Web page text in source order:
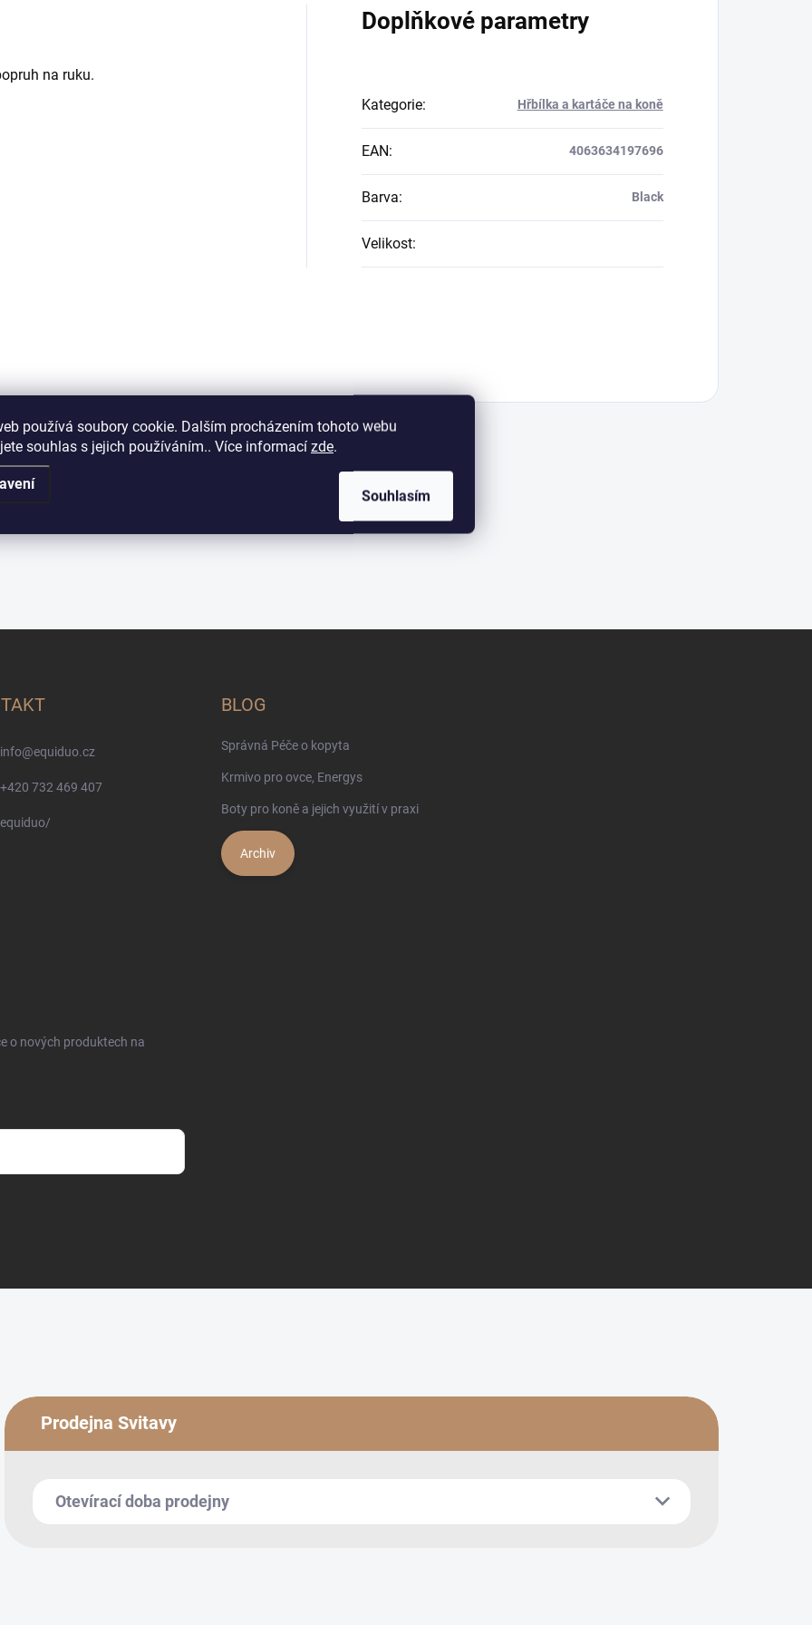
používá soubory cookie. Dalším procházením tohoto webu
souhlas s jejich používáním.. Více informací zde.
Souhlasím
na ruku.
Doplňkové parametry
Kategorie: Hřbílka a kartáče na koně
EAN: 4063634197696
Barva: Black
Velikost:
info@equiduo.cz
+420 732 469 407
equiduo/
BLOG
Správná Péče o kopyta
Krmivo pro ovce, Energys
Boty pro koně a jejich využití v praxi
Archiv
o nových produktech na
Prodejna Svitavy
Otevírací doba prodejny